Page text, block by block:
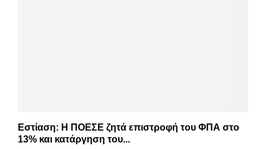
Εστίαση: Η ΠΟΕΣΕ ζητά επιστροφή του ΦΠΑ στο
13% και κατάργηση του...